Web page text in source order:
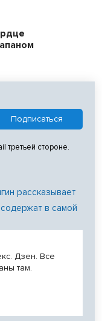
третьей стороне.
рассказывает
в самой
Дзен. Все
там.